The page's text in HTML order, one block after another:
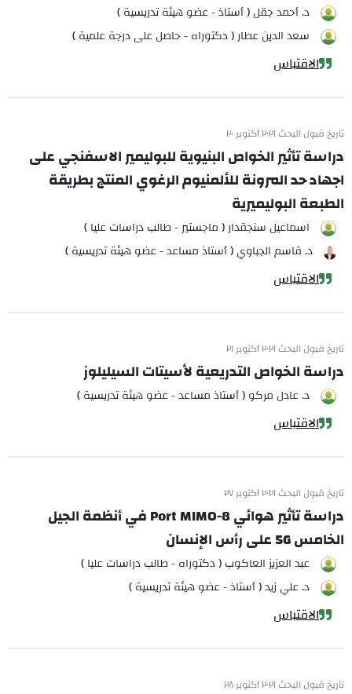
د. أحمد جقل ( أستاذ - عضو هيئة تدريسية )
سعد الدين عطار ( دكتوراه - حاصل على درجة علمية )
الاقتباس
تاريخ قبول البحث ٢٠٢١ أكتوبر ٢٠
دراسة تأثير الخواص البنيوية للبوليمير الاسفنجي على
اجهاد حد المرونة للألمنيوم الرغوي المنتج بطريقة
الطبعة البوليميرية
اسماعيل سنجقدار ( ماجستير - طالب دراسات عليا )
د. قاسم الجباوي ( أستاذ مساعد - عضو هيئة تدريسية )
الاقتباس
تاريخ قبول البحث ٢٠٢١ أكتوبر ٢١
دراسة الخواص التدريعية لأسيتات السيليلوز
د. عادل مركو ( أستاذ مساعد - عضو هيئة تدريسية )
الاقتباس
تاريخ قبول البحث ٢٠٢١ أكتوبر ٢٧
دراسة تأثير هوائي 8-Port MIMO في أنظمة الجيل
الخامس 5G على رأس الإنسان
عبد العزيز العاكوب ( دكتوراه - طالب دراسات عليا )
د. علي زيد ( أستاذ - عضو هيئة تدريسية )
الاقتباس
تاريخ قبول البحث ٢٠٢١ أكتوبر ٢٨